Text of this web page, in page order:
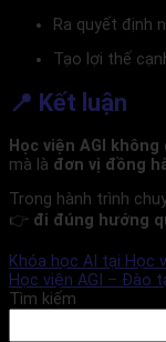
Ra quyết định
Tạo lợi thế
📍 Kết luận
Học viện AGI
mà là đơn vị đồng
Trong hành trình
👉 đi đúng hướng
Khóa học AI tại Học
Học viện AGI – Đào
Tìm kiếm